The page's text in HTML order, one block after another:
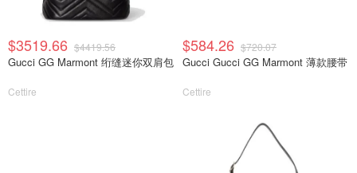
$3519.66 $4419.56
Gucci GG Marmont 绗缝迷你双肩包
Cettire
$584.26 $720.07
Gucci Gucci GG Marmont 薄款腰带
Cettire